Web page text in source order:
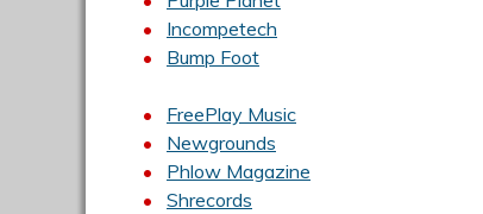
Incompetech
Bump Foot
FreePlay Music
Newgrounds
Phlow Magazine
Shrecords